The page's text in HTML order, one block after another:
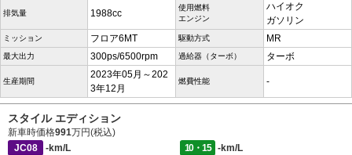
排気量 1988cc
使用燃料
エンジン
ハイオク
ガソリン
ミッション フロア6MT 駆動方式 MR
最大出力 300ps/6500rpm 過給器（ターボ） ターボ
生産期間
2023年05月～202
3年12月
燃費性能 -
スタイル エディション
新車時価格991万円(税込)
JC08
-km/L 10・15
-km/L